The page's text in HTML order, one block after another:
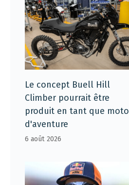
Le concept Buell Hill
Climber pourrait être
produit en tant que moto
d'aventure
6 août 2026